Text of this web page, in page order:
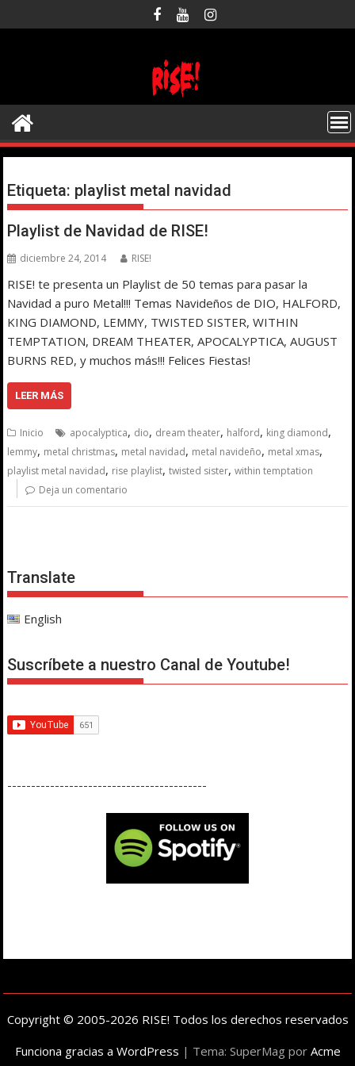
al
Etiqueta: playlist metal navidad
Playlist de Navidad de RISE!
diciembre 24, 2014 RISE!
RISE! te presenta un Playlist de 50 temas para pasar la
Navidad a puro Metal!!! Temas Navideños de DIO, HALFORD,
KING DIAMOND, LEMMY, TWISTED SISTER, WITHIN
TEMPTATION, DREAM THEATER, APOCALYPTICA, AUGUST
BURNS RED, y muchos más!!! Felices Fiestas!
LEER MÁS
Inicio apocalyptica, dio, dream theater, halford, king diamond,
lemmy, metal christmas, metal navidad, metal navideño, metal xmas,
playlist metal navidad, rise playlist,twisted sister,within temptation
Deja un comentario
Translate
English
Suscríbete a nuestro Canal de Youtube!
------------------------------------------
Copyright © 2005-2026 RISE! Todos los derechos reservados
Funciona gracias a WordPress | Tema: SuperMag por Acme